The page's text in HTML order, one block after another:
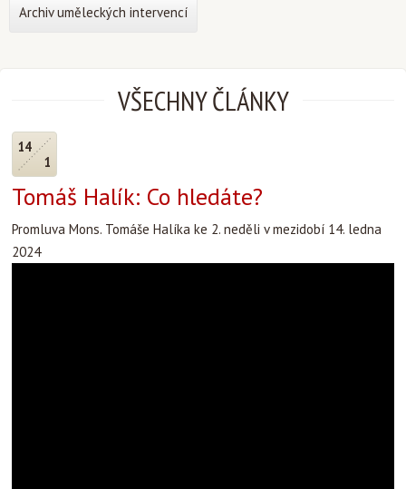
VŠECHNY ČLÁNKY
14
1
Tomáš Halík: Co hledáte?
Promluva Mons. Tomáše Halíka ke 2. neděli v mezidobí 14. ledna
2024
Archiv uměleckých intervencí